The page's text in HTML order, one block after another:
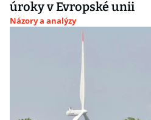
úroky v Evropské unii
Názory a analýzy